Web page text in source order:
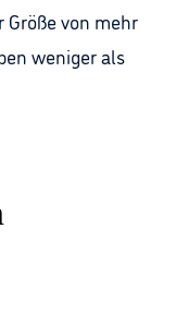
von mehr
weniger als